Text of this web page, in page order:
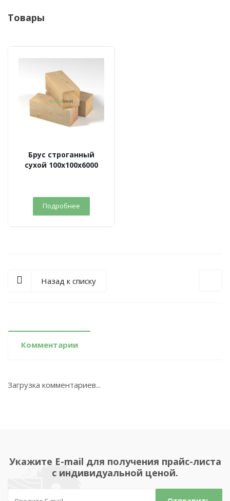
Товары
Брус строганный
сухой 100х100х6000
Подробнее
Назад к списку
Комментарии
Загрузка комментариев...
Укажите E-mail для получения прайс-листа
с индивидуальной ценой.